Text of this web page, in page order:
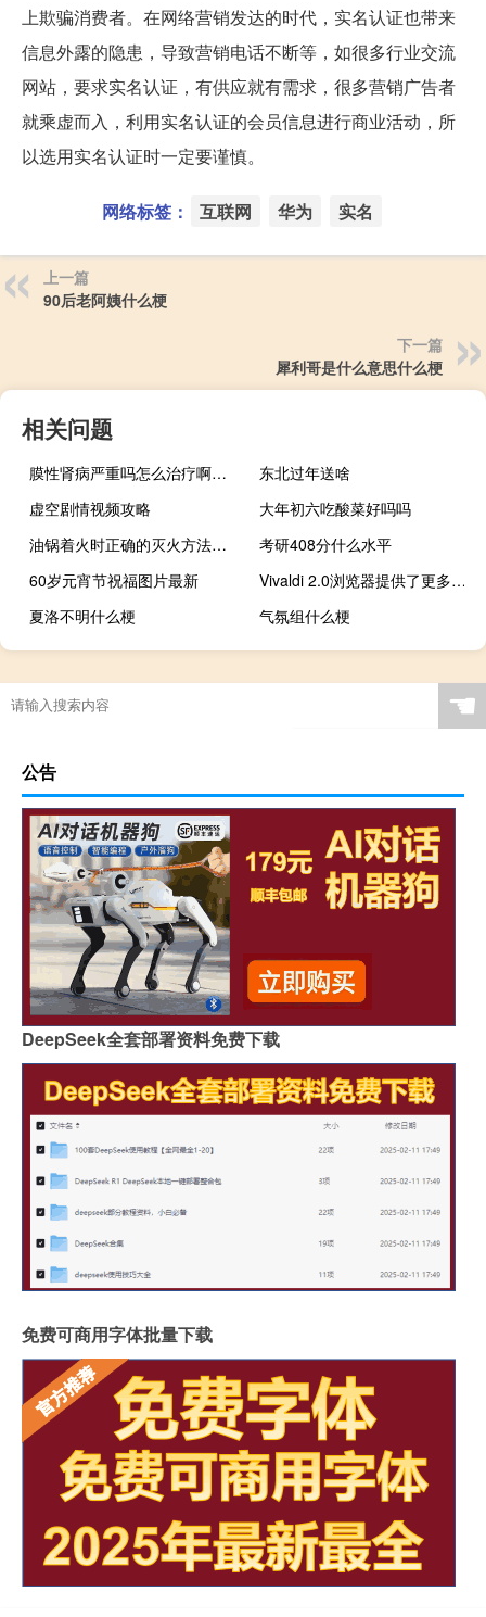
上欺骗消费者。在网络营销发达的时代，实名认证也带来
信息外露的隐患，导致营销电话不断等，如很多行业交流
网站，要求实名认证，有供应就有需求，很多营销广告者
就乘虚而入，利用实名认证的会员信息进行商业活动，所
以选用实名认证时一定要谨慎。
网络标签： 互联网 华为 实名
上一篇
90后老阿姨什么梗
下一篇
犀利哥是什么意思什么梗
相关问题
膜性肾病严重吗怎么治疗啊（膜性肾病能根治吗）
东北过年送啥
虚空剧情视频攻略
大年初六吃酸菜好吗吗
油锅着火时正确的灭火方法视频（油锅着火时正确的灭火方法是）
考研408分什么水平
60岁元宵节祝福图片最新
Vivaldi 2.0浏览器提供了更多的定制和隐私功能
夏洛不明什么梗
气氛组什么梗
☚
公告
DeepSeek全套部署资料免费下载
免费可商用字体批量下载